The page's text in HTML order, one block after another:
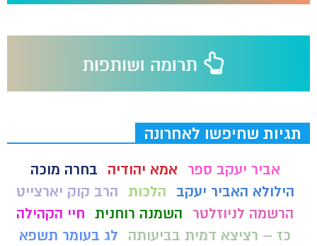
תגיות שחיפשו לאחרונה
אביר יעקב ספר אמא יהודיה
בחרה מוכה
הילולא האביר יעקב
הלכות הרב קוק יארצייט
הרשמה לניוזלטר
השמנה רוחנית חיי הקהילה
כז – רציצא דמית בביעותה
לג בעומר תשפא